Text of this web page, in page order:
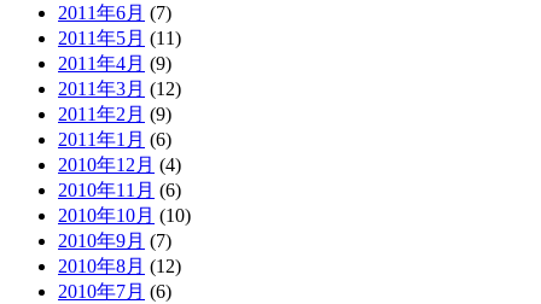
2011年6月 (7)
2011年5月 (11)
2011年4月 (9)
2011年3月 (12)
2011年2月 (9)
2011年1月 (6)
2010年12月 (4)
2010年11月 (6)
2010年10月 (10)
2010年9月 (7)
2010年8月 (12)
2010年7月 (6)